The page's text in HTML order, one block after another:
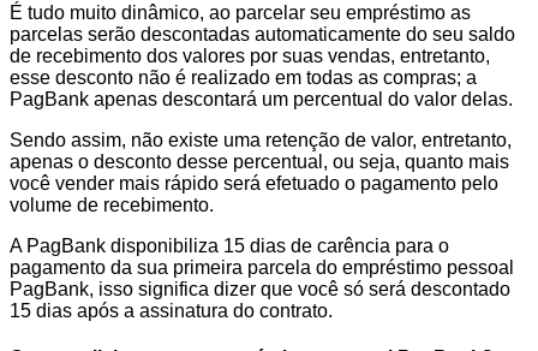
É tudo muito dinâmico, ao parcelar seu empréstimo as
parcelas serão descontadas automaticamente do seu saldo
de recebimento dos valores por suas vendas, entretanto,
esse desconto não é realizado em todas as compras; a
PagBank apenas descontará um percentual do valor delas.
Sendo assim, não existe uma retenção de valor, entretanto,
apenas o desconto desse percentual, ou seja, quanto mais
você vender mais rápido será efetuado o pagamento pelo
volume de recebimento.
A PagBank disponibiliza 15 dias de carência para o
pagamento da sua primeira parcela do empréstimo pessoal
PagBank, isso significa dizer que você só será descontado
15 dias após a assinatura do contrato.